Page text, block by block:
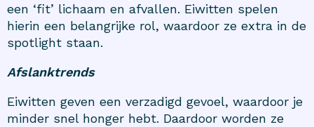
een ‘fit’ lichaam en afvallen. Eiwitten spelen
hierin een belangrijke rol, waardoor ze extra in de
spotlight staan.
Afslanktrends
Eiwitten geven een verzadigd gevoel, waardoor je
minder snel honger hebt. Daardoor worden ze